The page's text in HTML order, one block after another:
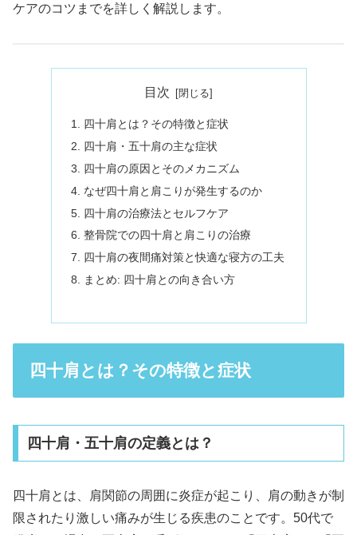
ケアのコツまでを詳しく解説します。
目次
四十肩とは？その特徴と症状
四十肩・五十肩の主な症状
四十肩の原因とそのメカニズム
なぜ四十肩と肩こりが発生するのか
四十肩の治療法とセルフケア
整骨院での四十肩と肩こりの治療
四十肩の夜間痛対策と快適な寝方の工夫
まとめ: 四十肩との向き合い方
四十肩とは？その特徴と症状
四十肩・五十肩の定義とは？
四十肩とは、肩関節の周囲に炎症が起こり、肩の動きが制
限されたり激しい痛みが生じる疾患のことです。50代で